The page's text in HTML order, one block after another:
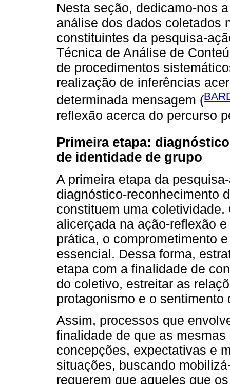
Nesta seção, dedicamo-nos
análise dos dados coletados
constituintes da pesquisa-
Técnica de Análise de
de procedimentos
realização de inferências
determinada mensagem (
reflexão acerca do percurso
Primeira etapa:
de identidade de grupo
A primeira etapa da
diagnóstico-reconhecimento
constituem uma
alicerçada na ação-reflexão
prática, o comprometimento
essencial. Dessa forma,
etapa com a finalidade de
do coletivo, estreitar as
protagonismo e o
Assim, processos que
finalidade de que as
concepções, expectativas e
situações, buscando
requerem que aqueles que